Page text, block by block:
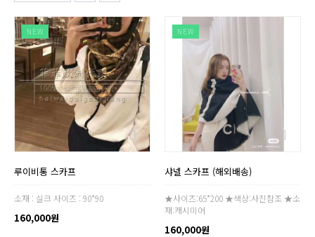
NEW
루이비통 스카프
소재 : 실크 사이즈 : 90*90
160,000원
NEW
샤넬 스카프 (해외배송)
★사이즈:65*200 ★색상:사진참조 ★소
재:캐시미어
160,000원